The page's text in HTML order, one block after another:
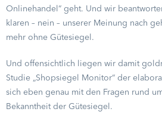
Onlinehandel“ geht. Und wir
klaren – nein – unserer Meinung nach
mehr ohne Gütesiegel.
Und offensichtlich liegen wir damit
Studie „Shopsiegel Monitor“ der
sich eben genau mit den Fragen rund
Bekanntheit der Gütesiegel.